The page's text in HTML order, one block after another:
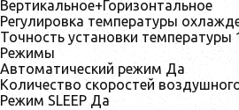
Вертикальное+Горизонтальное
Регулировка температуры
Точность установки температуры
Режимы
Автоматический режим Да
Количество скоростей
Режим SLEEP Да